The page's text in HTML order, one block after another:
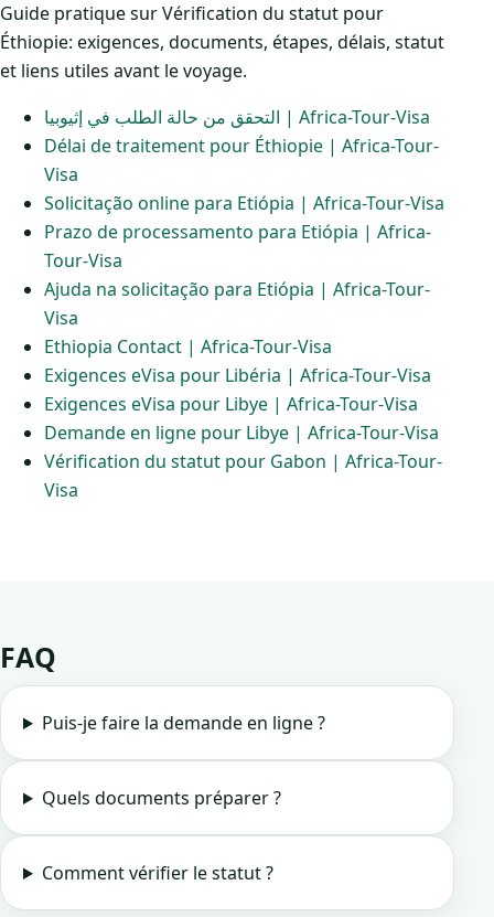
Guide pratique sur Vérification du statut pour
Éthiopie: exigences, documents, étapes, délais, statut
et liens utiles avant le voyage.
التحقق من حالة الطلب في إثيوبيا | Africa-Tour-Visa
Délai de traitement pour Éthiopie | Africa-Tour-
Visa
Solicitação online para Etiópia | Africa-Tour-Visa
Prazo de processamento para Etiópia | Africa-
Tour-Visa
Ajuda na solicitação para Etiópia | Africa-Tour-
Visa
Ethiopia Contact | Africa-Tour-Visa
Exigences eVisa pour Libéria | Africa-Tour-Visa
Exigences eVisa pour Libye | Africa-Tour-Visa
Demande en ligne pour Libye | Africa-Tour-Visa
Vérification du statut pour Gabon | Africa-Tour-
Visa
FAQ
Puis-je faire la demande en ligne ?
Quels documents préparer ?
Comment vérifier le statut ?